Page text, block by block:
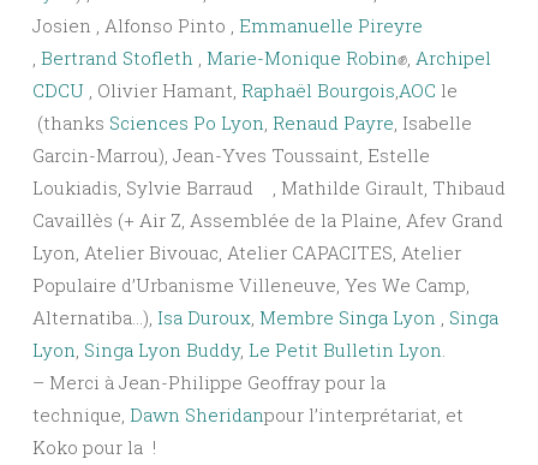
Josien
, Alfonso Pinto
Emmanuelle Pireyre
Bertrand Stofleth Marie-Monique Robin✊ Archipel
CDCU
, Olivier Hamant, Raphaël Bourgois AOC le
(thanks Sciences Po Lyon Renaud Payre , Isabelle
Garcin-Marrou), Jean-Yves Toussaint, Estelle
Loukiadis, Sylvie Barraud
, Mathilde Girault, Thibaud
Cavaillès (+ Air Z, Assemblée de la Plaine, Afev Grand
Lyon, Atelier Bivouac, Atelier CAPACITES, Atelier
Populaire d’Urbanisme Villeneuve, Yes We Camp,
Alternatiba…), Isa Duroux Membre Singa Lyon
Singa
Lyon Singa Lyon Buddy, Le Petit Bulletin Lyon
– Merci à Jean-Philippe Geoffray pour la
technique, Dawn Sheridanpour l’interprétariat, et
Koko pour la !